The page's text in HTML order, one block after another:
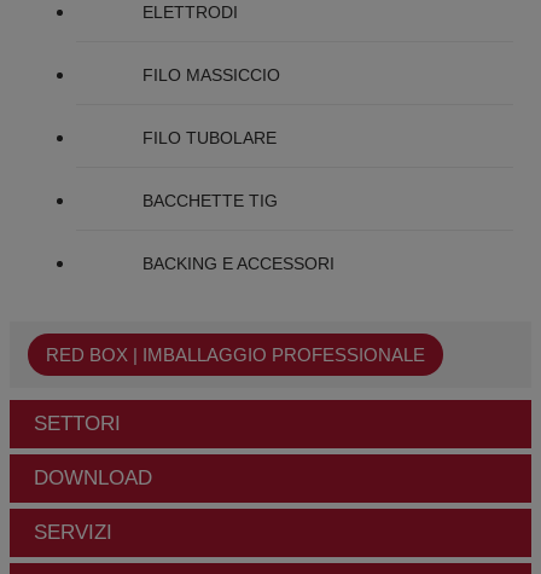
ELETTRODI
FILO MASSICCIO
FILO TUBOLARE
BACCHETTE TIG
BACKING E ACCESSORI
RED BOX | IMBALLAGGIO PROFESSIONALE
SETTORI
DOWNLOAD
SERVIZI